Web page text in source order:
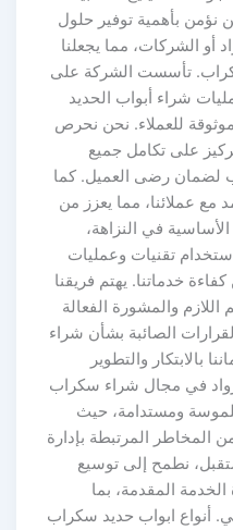
نؤمن بأهمية توفير حلول
أو الشركات، مما يجعلنا
تأسست الشركة على
شراء أبواب الحديد
للعملاء. نحن نحرص
على تكامل جميع
لضمان رضى العميل. كما
مع عملائنا، مما يعزز من
في النزاهة،
تقنيات وعمليات
خدماتنا. يهتم فريقنا
والمشورة الفعالة
الصائبة بشأن شراء
بالابتكار والتطوير
في مجال شراء سكراب
ومستدامة، حيث
المخاطر المرتبطة بإدارة
نطمح إلى توسيع
المقدمة، بما
أنواع ابواب حديد سكراب